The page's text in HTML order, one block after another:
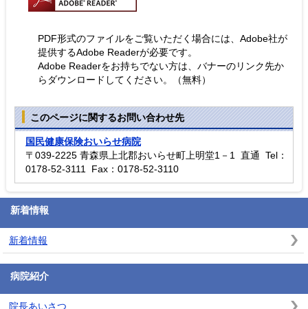
PDF形式のファイルをご覧いただく場合には、Adobe社が
提供するAdobe Readerが必要です。
Adobe Readerをお持ちでない方は、バナーのリンク先か
らダウンロードしてください。（無料）
このページに関するお問い合わせ先
国民健康保険おいらせ病院
〒039-2225 青森県上北郡おいらせ町上明堂1－1 直通 Tel：
0178-52-3111 Fax：0178-52-3110
新着情報
新着情報
病院紹介
院長あいさつ